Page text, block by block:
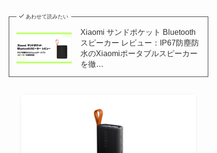
あわせて読みたい
Xiaomi サンドポケット Bluetooth
スピーカー レビュー：IP67防塵防
水のXiaomiポータブルスピーカー
を徹…